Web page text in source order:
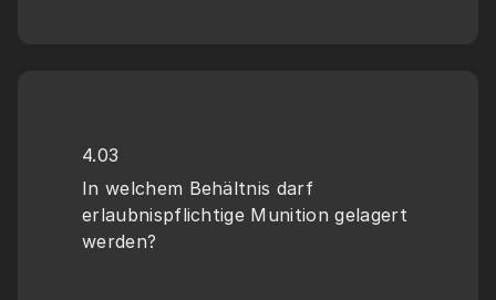
4.03
In welchem Behältnis darf
erlaubnispflichtige Munition gelagert
werden?